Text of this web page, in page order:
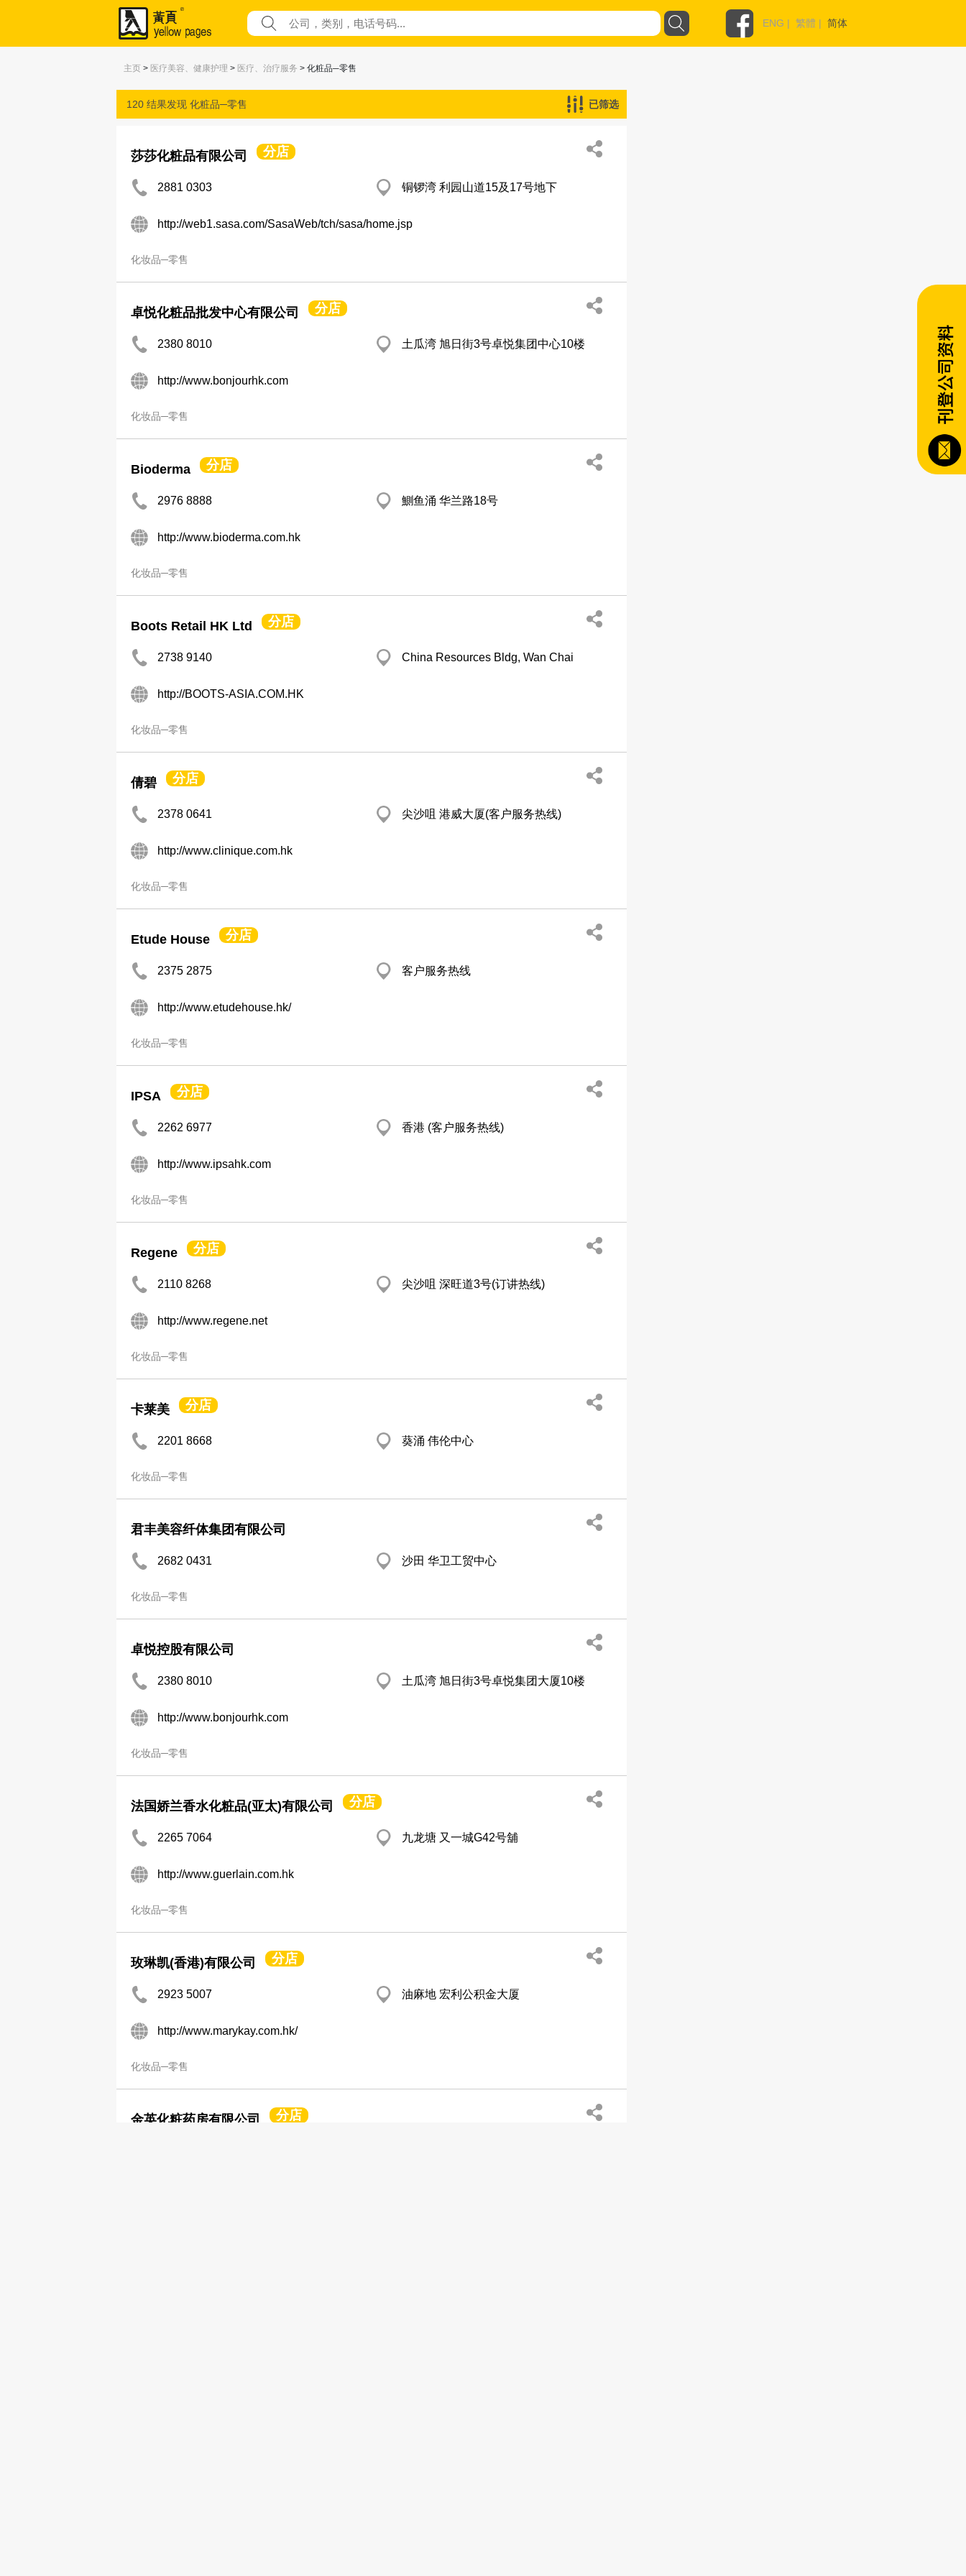
ENG | 繁體 | 简体
主页 > 医疗美容、健康护理 > 医疗、治疗服务 > 化粧品─零售
120 结果发现 化粧品─零售 已筛选
莎莎化粧品有限公司 分店
2881 0303 铜锣湾 利园山道15及17号地下
http://web1.sasa.com/SasaWeb/tch/sasa/home.jsp
化妆品─零售
卓悦化粧品批发中心有限公司 分店
2380 8010 土瓜湾 旭日街3号卓悦集团中心10楼
http://www.bonjourhk.com
化妆品─零售
Bioderma 分店
2976 8888 鰂鱼涌 华兰路18号
http://www.bioderma.com.hk
化妆品─零售
Boots Retail HK Ltd 分店
2738 9140 China Resources Bldg, Wan Chai
http://BOOTS-ASIA.COM.HK
化妆品─零售
倩碧 分店
2378 0641 尖沙咀 港威大厦(客户服务热线)
http://www.clinique.com.hk
化妆品─零售
Etude House 分店
2375 2875 客户服务热线
http://www.etudehouse.hk/
化妆品─零售
IPSA 分店
2262 6977 香港 (客户服务热线)
http://www.ipsahk.com
化妆品─零售
Regene 分店
2110 8268 尖沙咀 深旺道3号(订讲热线)
http://www.regene.net
化妆品─零售
卡莱美 分店
2201 8668 葵涌 伟伦中心
化妆品─零售
君丰美容纤体集团有限公司
2682 0431 沙田 华卫工贸中心
化妆品─零售
卓悦控股有限公司
2380 8010 土瓜湾 旭日街3号卓悦集团大厦10楼
http://www.bonjourhk.com
化妆品─零售
法国娇兰香水化粧品(亚太)有限公司 分店
2265 7064 九龙塘 又一城G42号舖
http://www.guerlain.com.hk
化妆品─零售
玫琳凯(香港)有限公司 分店
2923 5007 油麻地 宏利公积金大厦
http://www.marykay.com.hk/
化妆品─零售
金英化粧药房有限公司 分店